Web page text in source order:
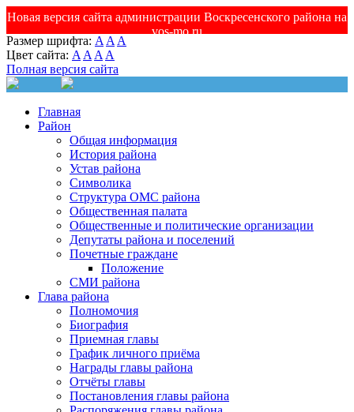
Новая версия сайта администрации Воскресенского района на
vos-mo.ru
Размер шрифта: A A A
Цвет сайта: A A A A
Полная версия сайта
Главная
Район
Общая информация
История района
Устав района
Символика
Структура ОМС района
Общественная палата
Общественные и политические организации
Депутаты района и поселений
Почетные граждане
Положение
СМИ района
Глава района
Полномочия
Биография
Приемная главы
График личного приёма
Награды главы района
Отчёты главы
Постановления главы района